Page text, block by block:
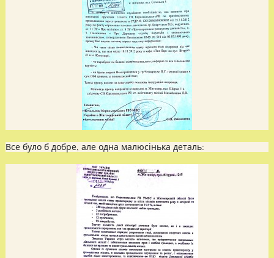
Все було б добре, але одна малюсінька деталь: